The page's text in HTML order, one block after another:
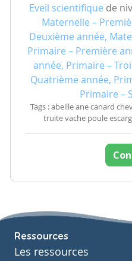
Eveil scientifique de
Maternelle –
Deuxième année,
Primaire – Première
année, Primaire –
Quatrième année,
Primaire –
Tags : abeille ane canard
truite vache poule
Ressources
Les ressources